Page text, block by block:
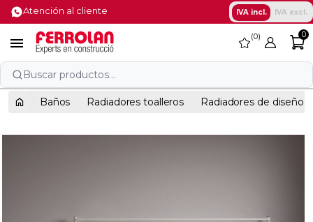
Atención al cliente IVA incl. IVA excl.
 favorite
0 0
Buscar productos...
Baños Radiadores toalleros Radiadores de diseño